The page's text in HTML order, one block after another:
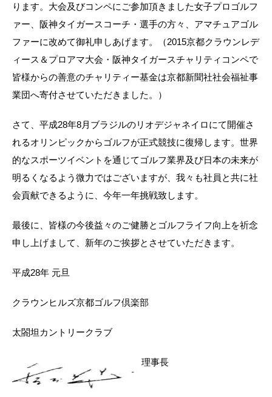
ります。大会及びコンペにご参加頂きました女子プロゴルフ
ァー、阪神タイガースコーチ・選手の方々、アマチュアゴル
ファーに改めて御礼申しあげます。（2015京都クラウンレデ
ィース＆プロアマ大会・阪神タイガースチャリティコンペで
皆様からの善意のチャリティー基金は京都新聞社社会福祉事
業団へ寄付させていただきました。）
さて、平成28年8月ブラジルのリオデジャネイロにて開催さ
れるオリンピックからゴルフが正式競技に復帰します。世界
的なスポーツイベントを通じてゴルフ業界及び日本の未来が
明るくなるよう微力ではございますが、我々も社員と共に社
会貢献できるように、今年一年挑戦致します。
最後に、皆様の今後益々のご健勝とゴルフライフ向上を祈念
申し上げまして、新年のご挨拶とさせていただきます。
平成28年 元旦
クラウンヒルズ京都ゴルフ倶楽部
太閤坦カントリークラブ
理事長